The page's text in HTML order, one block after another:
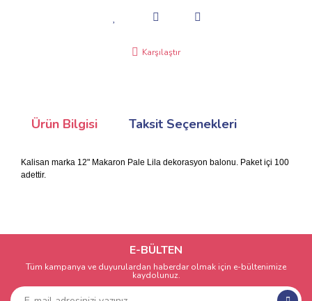
Karşılaştır
Ürün Bilgisi Taksit Seçenekleri
Kalisan marka 12" Makaron Pale Lila dekorasyon balonu. Paket içi 100
adettir.
E-BÜLTEN
Tüm kampanya ve duyurulardan haberdar olmak için e-bültenimize
kaydolunuz.